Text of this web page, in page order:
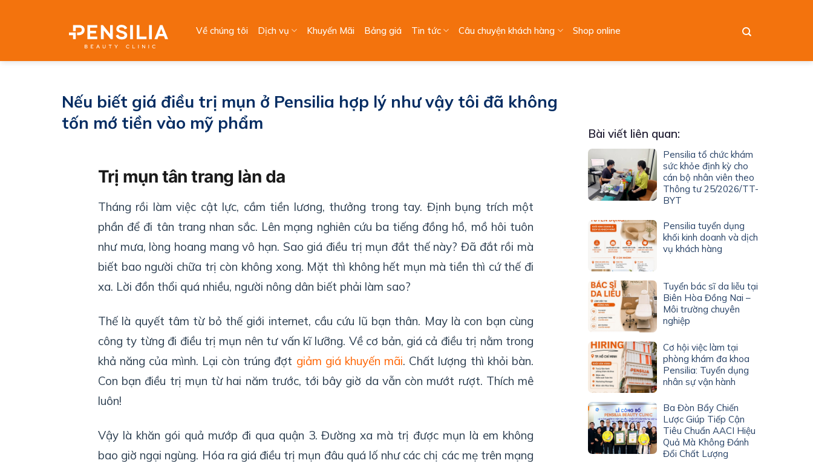
Về chúng tôi Dịch vụ Khuyến Mãi Bảng giá Tin tức Câu chuyện khách hàng Shop online
Nếu biết giá điều trị mụn ở Pensilia hợp lý như vậy tôi đã không
tốn mớ tiền vào mỹ phẩm
Trị mụn tân trang làn da
Tháng rồi làm việc cật lực, cầm tiền lương, thưởng trong tay. Định bụng trích một
phần để đi tân trang nhan sắc. Lên mạng nghiên cứu ba tiếng đồng hồ, mồ hôi tuôn
như mưa, lòng hoang mang vô hạn. Sao giá điều trị mụn đắt thế này? Đã đắt rồi mà
biết bao người chữa trị còn không xong. Mặt thì không hết mụn mà tiền thì cứ thế đi
xa. Lời đồn thổi quá nhiều, người nông dân biết phải làm sao?
Thế là quyết tâm từ bỏ thế giới internet, cầu cứu lũ bạn thân. May là con bạn cùng
công ty từng đi điều trị mụn nên tư vấn kĩ lưỡng. Về cơ bản, giá cả điều trị nằm trong
khả năng của mình. Lại còn trúng đợt giảm giá khuyến mãi. Chất lượng thì khỏi bàn.
Con bạn điều trị mụn từ hai năm trước, tới bây giờ da vẫn còn mướt rượt. Thích mê
luôn!
Vậy là khăn gói quả mướp đi qua quận 3. Đường xa mà trị được mụn là em không
bao giờ ngại ngùng. Hóa ra giá điều trị mụn đâu quá lố như các chị các mẹ trên mạng
Bài viết liên quan:
Pensilia tổ chức khám
sức khỏe định kỳ cho
cán bộ nhân viên theo
Thông tư 25/2026/TT-
BYT
Pensilia tuyển dụng
khối kinh doanh và dịch
vụ khách hàng
Tuyển bác sĩ da liễu tại
Biên Hòa Đồng Nai –
Môi trường chuyên
nghiệp
Cơ hội việc làm tại
phòng khám đa khoa
Pensilia: Tuyển dụng
nhân sự vận hành
Ba Đòn Bẩy Chiến
Lược Giúp Tiếp Cận
Tiêu Chuẩn AACI Hiệu
Quả Mà Không Đánh
Đổi Chất Lượng